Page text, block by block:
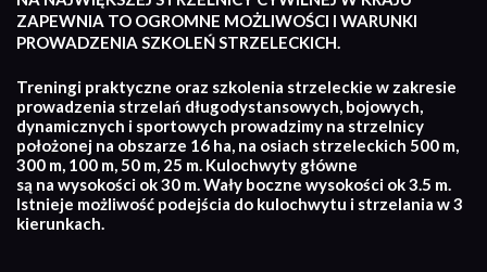
ZAPEWNIA TO OGROMNE MOŻLIWOŚCI I WARUNKI
PROWADZENIA SZKOLEŃ STRZELECKICH.
Treningi praktyczne oraz szkolenia strzeleckie w zakresie
prowadzenia strzelań długodystansowych, bojowych,
dynamicznych i sportowych prowadzimy na strzelnicy
położonej na obszarze 16 ha, na osiach strzeleckich 500 m,
300 m, 100 m, 50 m, 25 m. Kulochwyty główne
są na wysokości ok 30 m. Wały boczne wysokości ok 3.5 m.
Istnieje możliwość podejścia do kulochwytu i strzelania w 3
kierunkach.